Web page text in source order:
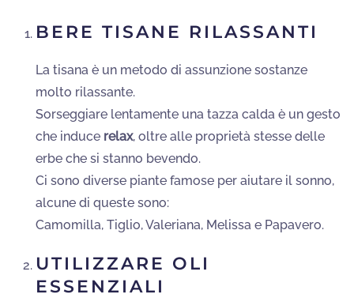
BERE TISANE RILASSANTI
La tisana è un metodo di assunzione sostanze
molto rilassante.
Sorseggiare lentamente una tazza calda è un gesto
che induce relax, oltre alle proprietà stesse delle
erbe che si stanno bevendo.
Ci sono diverse piante famose per aiutare il sonno,
alcune di queste sono:
Camomilla, Tiglio, Valeriana, Melissa e Papavero.
UTILIZZARE OLI
ESSENZIALI